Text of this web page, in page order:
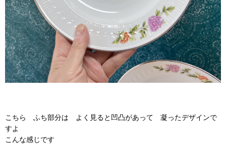
こちら ふち部分は よく見ると凹凸があって 凝ったデザインで
すよ
こんな感じです